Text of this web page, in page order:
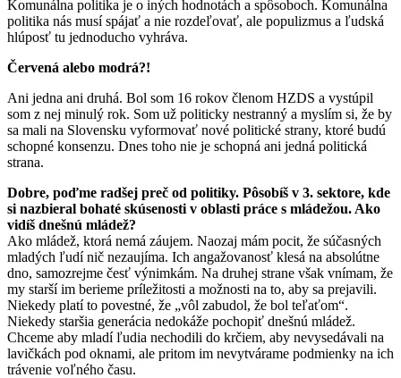
Komunálna politika je o iných hodnotách a spôsoboch. Komunálna
politika nás musí spájať a nie rozdeľovať, ale populizmus a ľudská
hlúposť tu jednoducho vyhráva.
Červená alebo modrá?!
Ani jedna ani druhá. Bol som 16 rokov členom HZDS a vystúpil
som z nej minulý rok. Som už politicky nestranný a myslím si, že by
sa mali na Slovensku vyformovať nové politické strany, ktoré budú
schopné konsenzu. Dnes toho nie je schopná ani jedná politická
strana.
Dobre, poďme radšej preč od politiky. Pôsobíš v 3. sektore, kde
si nazbieral bohaté skúsenosti v oblasti práce s mládežou. Ako
vidíš dnešnú mládež?
Ako mládež, ktorá nemá záujem. Naozaj mám pocit, že súčasných
mladých ľudí nič nezaujíma. Ich angažovanosť klesá na absolútne
dno, samozrejme česť výnimkám. Na druhej strane však vnímam, že
my starší im berieme príležitosti a možnosti na to, aby sa prejavili.
Niekedy platí to povestné, že „vôl zabudol, že bol teľaťom“.
Niekedy staršia generácia nedokáže pochopiť dnešnú mládež.
Chceme aby mladí ľudia nechodili do krčiem, aby nevysedávali na
lavičkách pod oknami, ale pritom im nevytvárame podmienky na ich
trávenie voľného času.